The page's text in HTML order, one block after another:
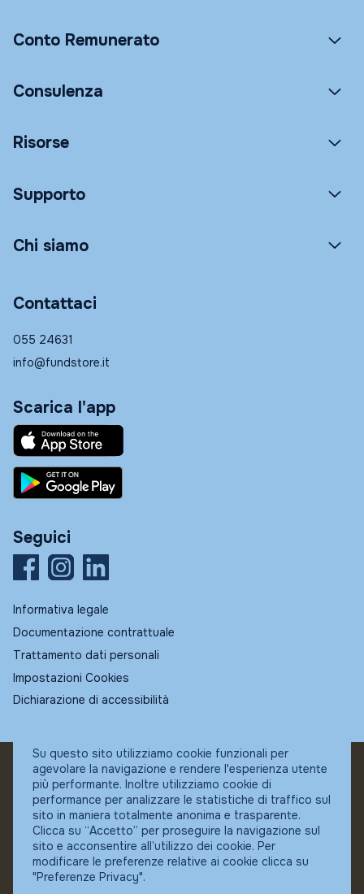
Conto Remunerato
Consulenza
Risorse
Supporto
Chi siamo
Contattaci
055 24631
info@fundstore.it
Scarica l'app
Seguici
Informativa legale
Documentazione contrattuale
Trattamento dati personali
Impostazioni Cookies
Dichiarazione di accessibilità
© Fundstore
Collocatore autorizzato:
Banca Ifigest SpA
P.Iva: 04337180485
Su questo sito utilizziamo cookie funzionali per
agevolare la navigazione e rendere l'esperienza utente
più performante. Inoltre utilizziamo cookie di
performance per analizzare le statistiche di traffico sul
sito in maniera totalmente anonima e trasparente.
Clicca su “Accetto” per proseguire la navigazione sul
sito e acconsentire all’utilizzo dei cookie. Per
modificare le preferenze relative ai cookie clicca su
"Preferenze Privacy".